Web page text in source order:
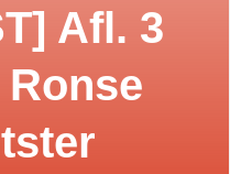
Afl. 3